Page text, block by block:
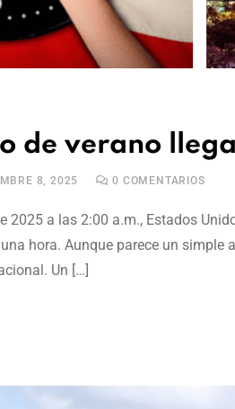
de verano
8, 2025 0 COMENTARIOS
2025 a las 2:00 a.m., Estados
hora. Aunque parece un
Un […]